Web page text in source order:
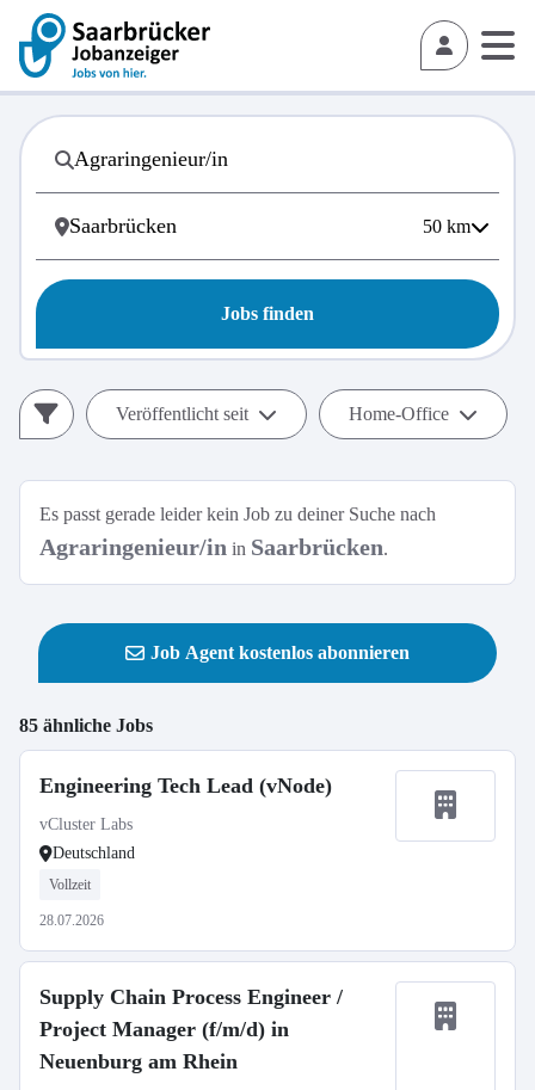
50 km
Jobs finden
Veröffentlicht seit Home-Office
Es passt gerade leider kein Job zu deiner Suche nach
Agraringenieur/in in Saarbrücken.
Job Agent kostenlos abonnieren
85 ähnliche Jobs
Engineering Tech Lead (vNode)
vCluster Labs
Deutschland
Vollzeit
28.07.2026
Supply Chain Process Engineer /
Project Manager (f/m/d) in
Neuenburg am Rhein